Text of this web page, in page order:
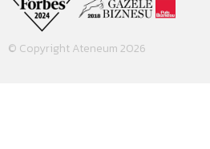
© Copyright Ateneum 2026